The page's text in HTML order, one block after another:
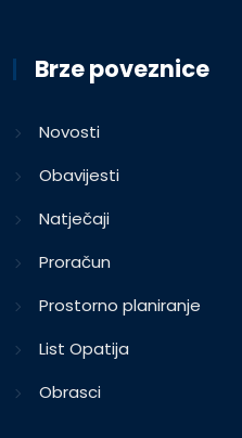
Brze poveznice
Novosti
Obavijesti
Natječaji
Proračun
Prostorno planiranje
List Opatija
Obrasci